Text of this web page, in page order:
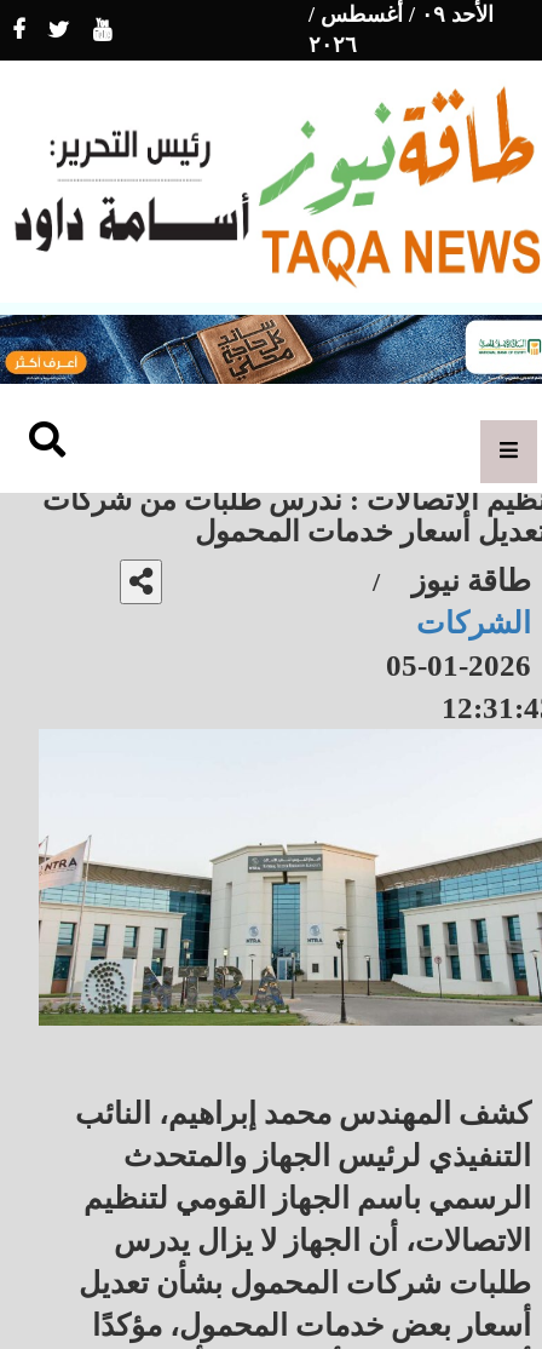
الأحد ٠٩ / أغسطس /
٢٠٢٦
الاتصالات : ندرس طلبات من شركات
أسعار خدمات المحمول
طاقة نيوز /
الشركات
2026-01-05
كشف المهندس محمد إبراهيم، النائب
التنفيذي لرئيس الجهاز والمتحدث
الرسمي باسم الجهاز القومي لتنظيم
الاتصالات، أن الجهاز لا يزال يدرس
طلبات شركات المحمول بشأن تعديل
أسعار بعض خدمات المحمول، مؤكدًا